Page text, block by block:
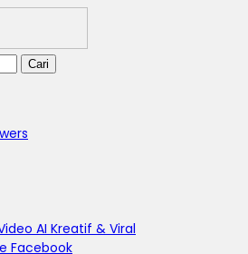
Cari
AI Kreatif & Viral
Facebook